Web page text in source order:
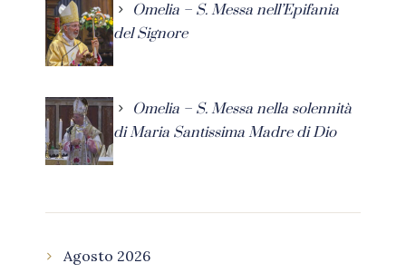
Omelia – S. Messa nell’Epifania
del Signore
Omelia – S. Messa nella solennità
di Maria Santissima Madre di Dio
Agosto 2026